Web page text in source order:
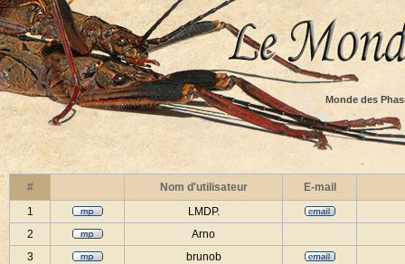
Monde des
# Nom d'utilisateur
E-mail
1
LMDP.
2
Arno
3
brunob